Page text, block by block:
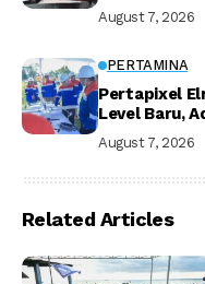
August 7, 2026
PERTAMINA
Pertapixel
Level Baru,
August 7, 2026
Related Articles